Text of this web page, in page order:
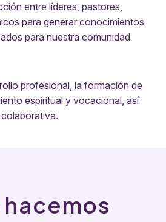
entre líderes, pastores,
para generar conocimientos
para nuestra comunidad
profesional, la formación de
espiritual y vocacional, así